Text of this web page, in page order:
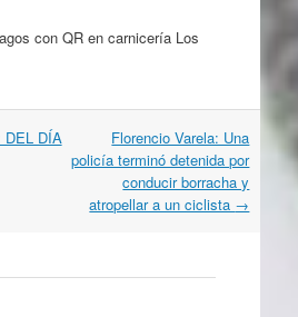
con QR en carnicería Los
DEL DÍA
Florencio Varela: Una
policía terminó detenida por
conducir borracha y
atropellar a un ciclista →